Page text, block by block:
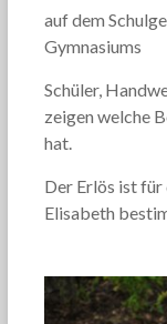
auf dem
Gymnasiums
Schüler,
zeigen welche
hat.
Der Erlös ist für
Elisabeth